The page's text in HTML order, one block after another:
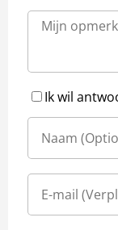
Ik wil